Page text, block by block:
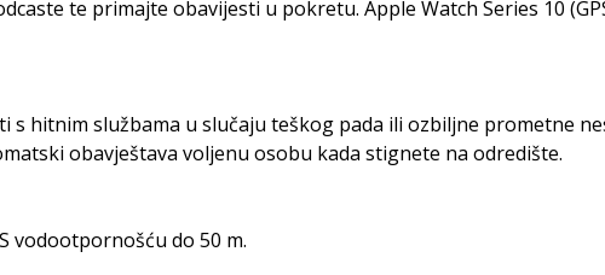
te primajte obavijesti u pokretu. Apple Watch Series 10
s hitnim službama u slučaju teškog pada ili ozbiljne prometne
obavještava voljenu osobu kada stignete na odredište.
vodootpornošću do 50 m.